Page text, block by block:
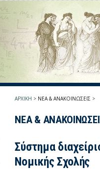
ΑΡΧΙΚΗ > ΝΕΑ & ΑΝΑΚΟΙΝΩΣΕΙΣ >
ΝΕΑ &
Σύστημα
Νομικής Σχολής